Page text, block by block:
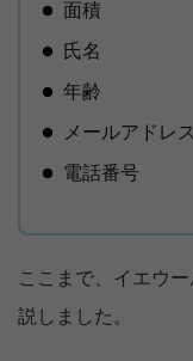
面積
氏名
年齢
メールアドレス
電話番号
ここまで、イエウ
説しました。